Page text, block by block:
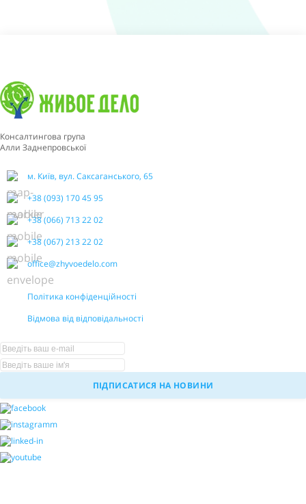
Консалтингова група
Алли Заднепровської
м. Київ, вул. Саксаганського, 65
+38 (093) 170 45 95
+38 (066) 713 22 02
+38 (067) 213 22 02
office@zhyvoedelo.com
Політика конфіденційності
Відмова від відповідальності